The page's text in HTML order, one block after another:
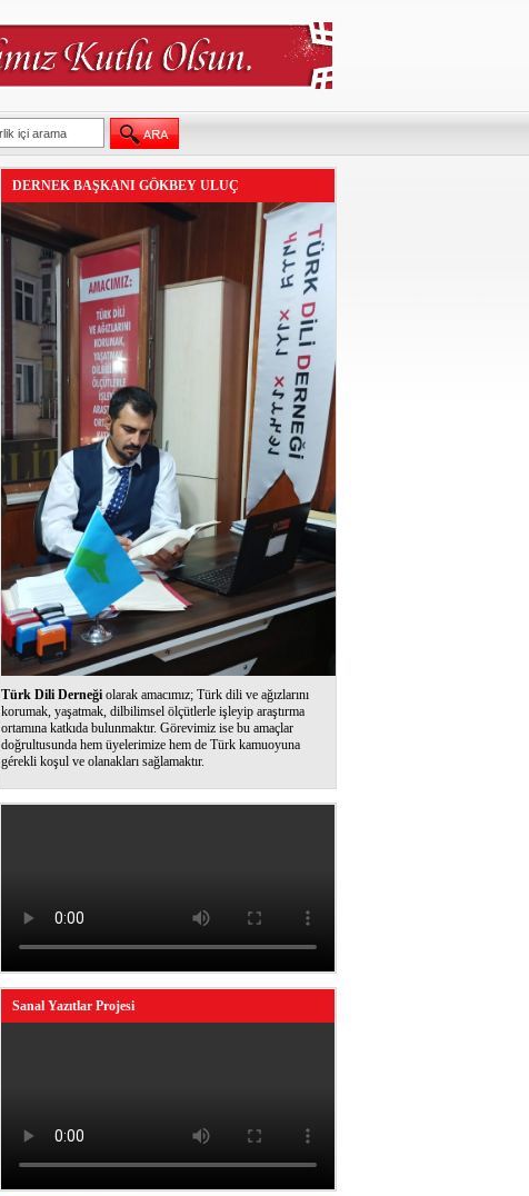
DERNEK BAŞKANI GÖKBEY ULUÇ
Türk Dili Derneği olarak amacımız; Türk dili ve ağızlarını
korumak, yaşatmak, dilbilimsel ölçütlerle işleyip araştırma
ortamına katkıda bulunmaktır. Görevimiz ise bu amaçlar
doğrultusunda hem üyelerimize hem de Türk kamuoyuna
gérekli koşul ve olanakları sağlamaktır.
Sanal Yazıtlar Projesi